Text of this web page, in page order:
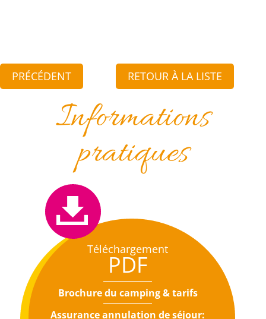
PRÉCÉDENT RETOUR À LA LISTE
Informations
pratiques
Téléchargement
PDF
Brochure du camping & tarifs
Assurance annulation de séjour: